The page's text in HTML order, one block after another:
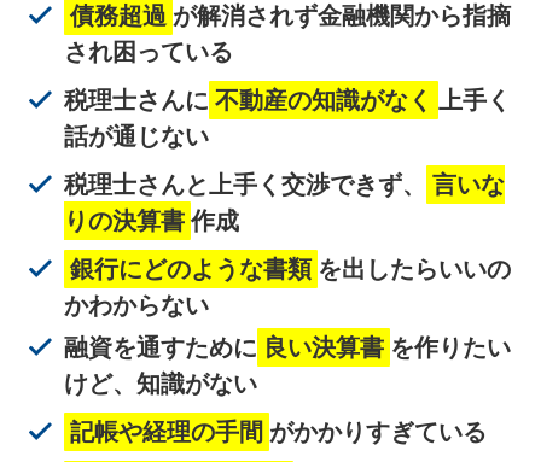
債務超過 が解消されず金融機関から指摘
され困っている
税理士さんに 不動産の知識がなく 上手く
話が通じない
税理士さんと上手く交渉できず、
言いな
りの決算書 作成
銀行にどのような書類 を出したらいいの
かわからない
融資を通すために 良い決算書 を作りたい
けど、知識がない
記帳や経理の手間 がかかりすぎている